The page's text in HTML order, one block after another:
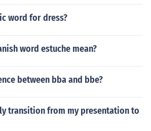
word for dress?
word estuche mean?
between bba and bbe?
transition from my presentation to